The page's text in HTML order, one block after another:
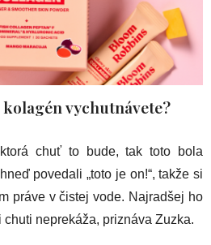
vychutnávete?
chuť to bude, tak toto bola
povedali „toto je on!“, takže si
práve v čistej vode. Najradšej ho
neprekáža, priznáva Zuzka.